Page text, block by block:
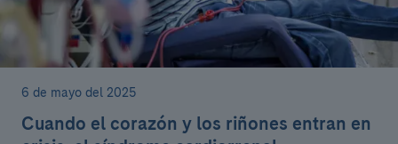
6 de mayo del 2025
Cuando el corazón y los riñones entran en